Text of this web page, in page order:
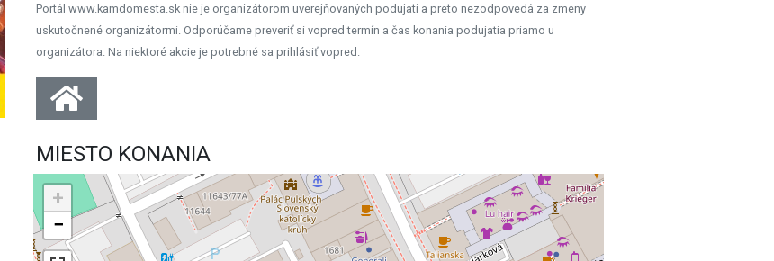
Portál www.kamdomesta.sk nie je organizátorom uverejňovaných podujatí a preto nezodpovedá za zmeny
uskutočnené organizátormi. Odporúčame preveriť si vopred termín a čas konania podujatia priamo u
organizátora. Na niektoré akcie je potrebné sa prihlásiť vopred.
MIESTO KONANIA
+
−